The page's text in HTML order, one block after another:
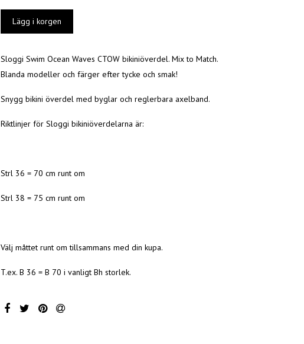
Sloggi Swim Ocean Waves CTOW bikiniöverdel. Mix to Match.
Blanda modeller och färger efter tycke och smak!
Snygg bikini överdel med byglar och reglerbara axelband.
Riktlinjer för Sloggi bikiniöverdelarna är:
Strl 36 = 70 cm runt om
Strl 38 = 75 cm runt om
Välj måttet runt om tillsammans med din kupa.
T.ex. B 36 = B 70 i vanligt Bh storlek.